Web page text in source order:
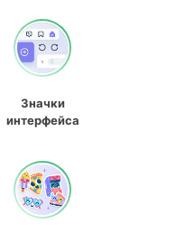
Значки
интерфейса